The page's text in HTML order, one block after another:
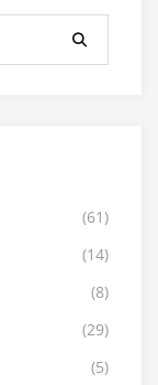
(61)
(14)
(8)
(29)
(5)